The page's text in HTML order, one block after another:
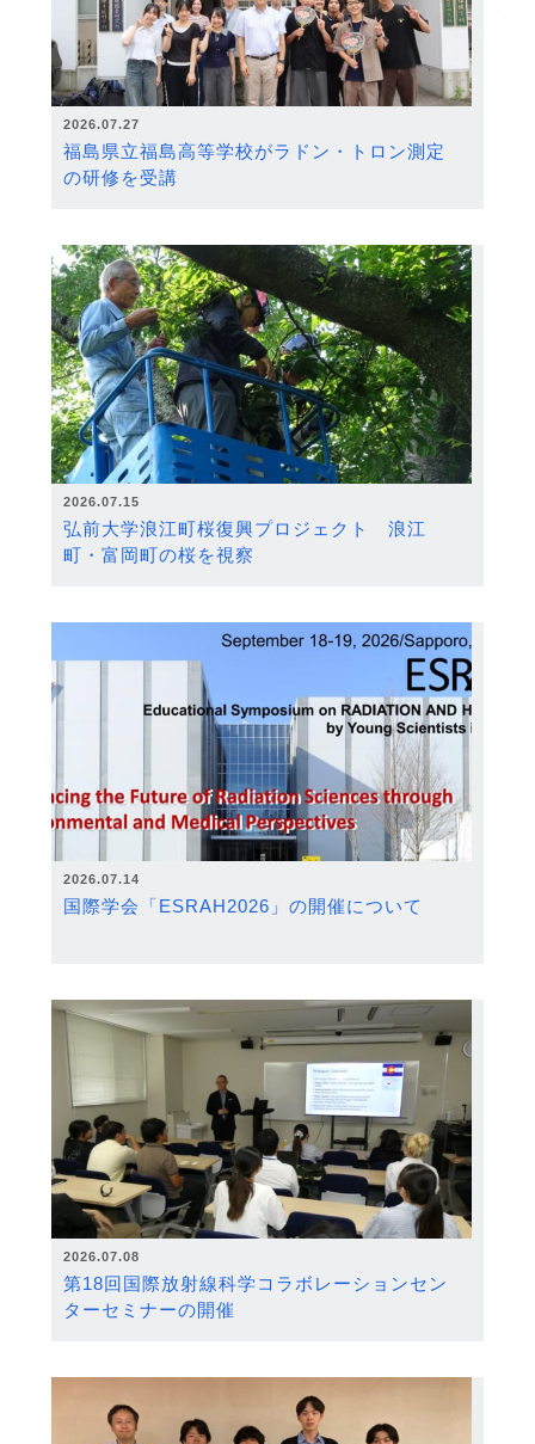
2026.07.27
福島県立福島高等学校がラドン・トロン測定
の研修を受講
2026.07.15
弘前大学浪江町桜復興プロジェクト 浪江
町・富岡町の桜を視察
2026.07.14
国際学会「ESRAH2026」の開催について
2026.07.08
第18回国際放射線科学コラボレーションセン
ターセミナーの開催